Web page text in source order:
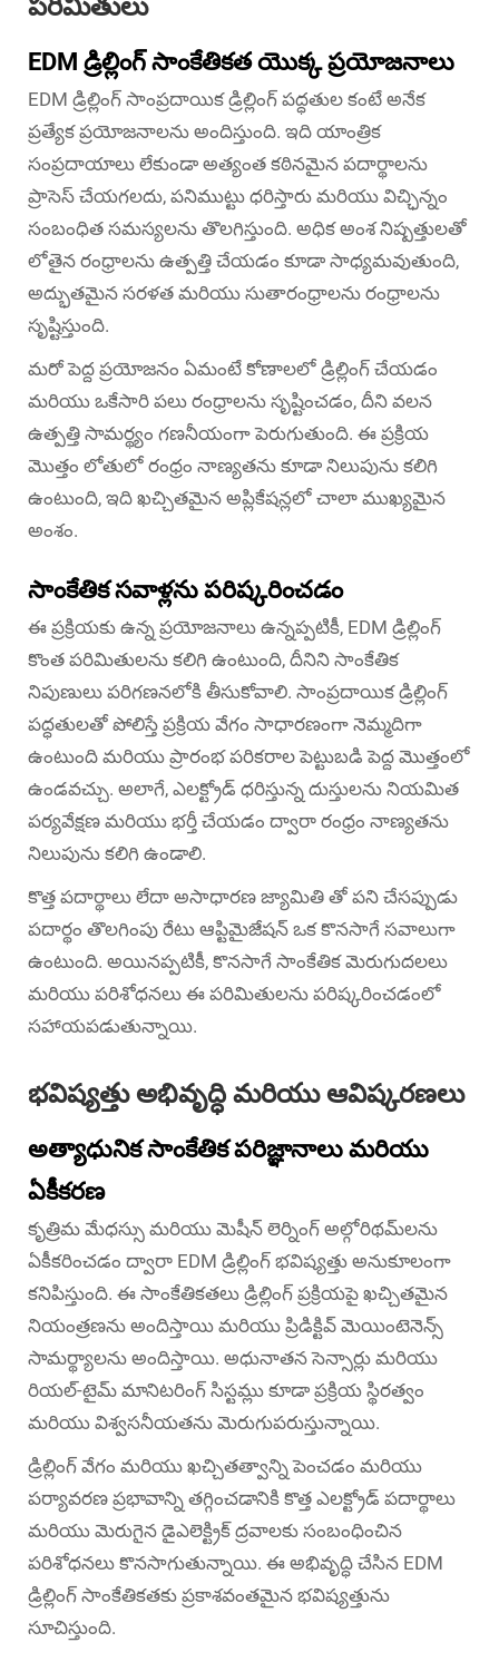
పరిమితులు
EDM డ్రిల్లింగ్ సాంకేతికత యొక్క ప్రయోజనాలు
EDM డ్రిల్లింగ్ సాంప్రదాయిక డ్రిల్లింగ్ పద్ధతుల కంటే అనేక
ప్రత్యేక ప్రయోజనాలను అందిస్తుంది. ఇది యాంత్రిక
సంప్రదాయాలు లేకుండా అత్యంత కఠినమైన పదార్థాలను
ప్రాసెస్ చేయగలదు, పనిముట్టు ధరిస్తారు మరియు విచ్ఛిన్నం
సంబంధిత సమస్యలను తొలగిస్తుంది. అధిక అంశ నిష్పత్తులతో
లోతైన రంధ్రాలను ఉత్పత్తి చేయడం కూడా సాధ్యమవుతుంది,
అద్భుతమైన సరళత మరియు సుతారంధ్రాలను రంధ్రాలను
సృష్టిస్తుంది.
మరో పెద్ద ప్రయోజనం ఏమంటే కోణాలలో డ్రిల్లింగ్ చేయడం
మరియు ఒకేసారి పలు రంధ్రాలను సృష్టించడం, దీని వలన
ఉత్పత్తి సామర్థ్యం గణనీయంగా పెరుగుతుంది. ఈ ప్రక్రియ
మొత్తం లోతులో రంధ్రం నాణ్యతను కూడా నిలుపును కలిగి
ఉంటుంది, ఇది ఖచ్చితమైన అప్లికేషన్లలో చాలా ముఖ్యమైన
అంశం.
సాంకేతిక సవాళ్లను పరిష్కరించడం
ఈ ప్రక్రియకు ఉన్న ప్రయోజనాలు ఉన్నప్పటికీ, EDM డ్రిల్లింగ్
కొంత పరిమితులను కలిగి ఉంటుంది, దీనిని సాంకేతిక
నిపుణులు పరిగణనలోకి తీసుకోవాలి. సాంప్రదాయిక డ్రిల్లింగ్
పద్ధతులతో పోలిస్తే ప్రక్రియ వేగం సాధారణంగా నెమ్మదిగా
ఉంటుంది మరియు ప్రారంభ పరికరాల పెట్టుబడి పెద్ద మొత్తంలో
ఉండవచ్చు. అలాగే, ఎలక్ట్రోడ్ ధరిస్తున్న దుస్తులను నియమిత
పర్యవేక్షణ మరియు భర్తీ చేయడం ద్వారా రంధ్రం నాణ్యతను
నిలుపును కలిగి ఉండాలి.
కొత్త పదార్థాలు లేదా అసాధారణ జ్యామితి తో పని చేసప్పుడు
పదార్థం తొలగింపు రేటు ఆప్టిమైజేషన్ ఒక కొనసాగే సవాలుగా
ఉంటుంది. అయినప్పటికీ, కొనసాగే సాంకేతిక మెరుగుదలలు
మరియు పరిశోధనలు ఈ పరిమితులను పరిష్కరించడంలో
సహాయపడుతున్నాయి.
భవిష్యత్తు అభివృద్ధి మరియు ఆవిష్కరణలు
అత్యాధునిక సాంకేతిక పరిజ్ఞానాలు మరియు
ఏకీకరణ
కృత్రిమ మేధస్సు మరియు మెషీన్ లెర్నింగ్ అల్గోరిథమ్‌లను
ఏకీకరించడం ద్వారా EDM డ్రిల్లింగ్ భవిష్యత్తు అనుకూలంగా
కనిపిస్తుంది. ఈ సాంకేతికతలు డ్రిల్లింగ్ ప్రక్రియపై ఖచ్చితమైన
నియంత్రణను అందిస్తాయి మరియు ప్రిడిక్టివ్ మెయింటెనెన్స్
సామర్థ్యాలను అందిస్తాయి. అధునాతన సెన్సార్లు మరియు
రియల్-టైమ్ మానిటరింగ్ సిస్టమ్లు కూడా ప్రక్రియ స్థిరత్వం
మరియు విశ్వసనీయతను మెరుగుపరుస్తున్నాయి.
డ్రిల్లింగ్ వేగం మరియు ఖచ్చితత్వాన్ని పెంచడం మరియు
పర్యావరణ ప్రభావాన్ని తగ్గించడానికి కొత్త ఎలక్ట్రోడ్ పదార్థాలు
మరియు మెరుగైన డైఎలెక్ట్రిక్ ద్రవాలకు సంబంధించిన
పరిశోధనలు కొనసాగుతున్నాయి. ఈ అభివృద్ధి చేసిన EDM
డ్రిల్లింగ్ సాంకేతికతకు ప్రకాశవంతమైన భవిష్యత్తును
సూచిస్తుంది.